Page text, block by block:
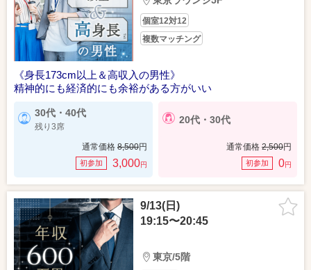
個室12対12
複数マッチング
《身長173cm以上＆高収入の男性》
精神的にも経済的にも余裕がある方がいい
30代・40代
残り3席
通常価格 8,500円
初参加 3,000円
20代・30代
通常価格 2,500円
初参加 0円
9/13(日)
19:15〜20:45
東京/5階